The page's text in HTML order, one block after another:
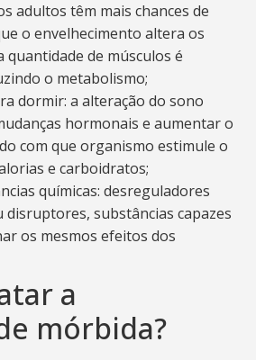
adultos têm mais chances de
o envelhecimento altera os
quantidade de músculos é
o metabolismo;
dormir: a alteração do sono
hormonais e aumentar o
com que organismo estimule o
e carboidratos;
químicas: desreguladores
disruptores, substâncias capazes
os mesmos efeitos dos
a
mórbida?